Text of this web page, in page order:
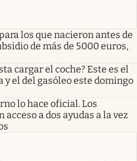
los que nacieron antes de
de más de 5000 euros,
cargar el coche? Este es el
el del gasóleo este domingo
lo hace oficial. Los
a dos ayudas a la vez